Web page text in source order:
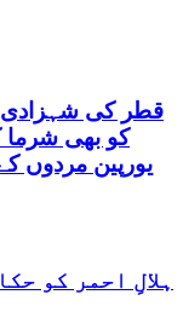
قطر کی شہزادی
یورپین مردوں
ہلالِ احمر کو